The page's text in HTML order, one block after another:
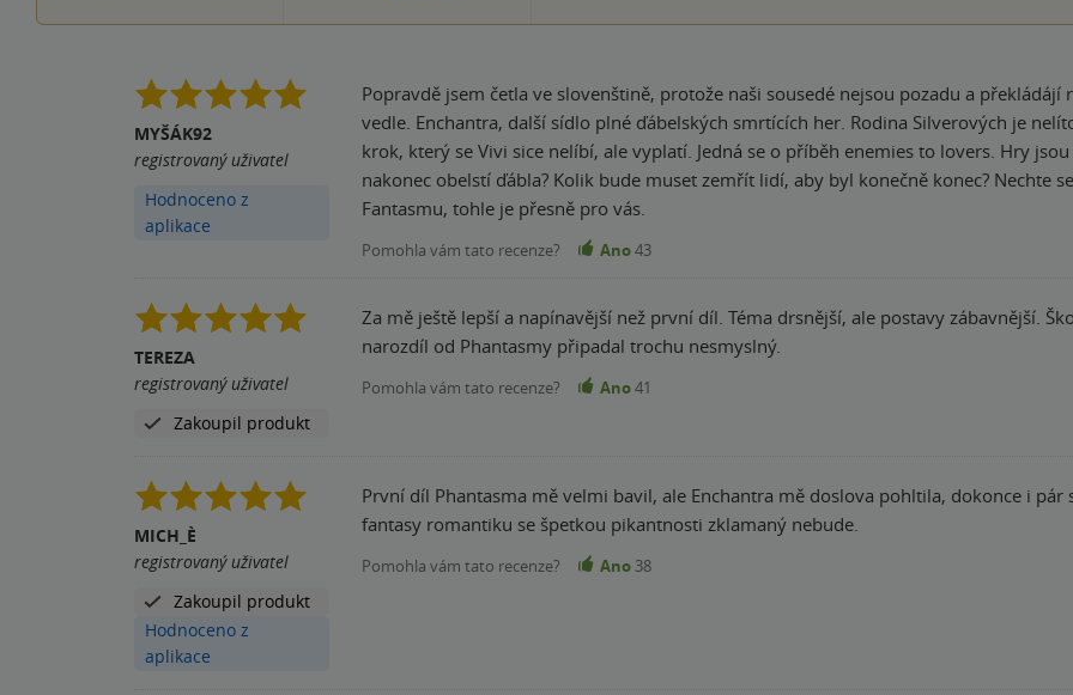
MYŠÁK92
registrovaný uživatel
Hodnoceno z
aplikace
Popravdě jsem četla ve slovenštině, protože naši sousedé nejsou pozadu a překládájí rychleji než my. Ale rozhodně jsem nesáhla
vedle. Enchantra, další sídlo plné ďábelských smrtících her. Rodina Silverových je nelítostná, ale také zoufalá. A proto
krok, který se Vivi sice nelíbí, ale vyplatí. Jedná se o příběh enemies to lovers. Hry jsou opravdu vražedné a také každoroční. Kdo
nakonec obelstí ďábla? Kolik bude muset zemřít lidí, aby byl konečně konec? Nechte se překvapit. Pokud milujete Caraval, Legendu i
Fantasmu, tohle je přesně pro vás.
Pomohla vám tato recenze? Ano43
TEREZA
registrovaný uživatel
Zakoupil produkt
Za mě ještě lepší a napínavější než první díl. Téma drsnější, ale postavy zábavnější.
narozdíl od Phantasmy připadal trochu nesmyslný.
Pomohla vám tato recenze? Ano41
MICH_È
registrovaný uživatel
Zakoupil produkt
Hodnoceno z
aplikace
První díl Phantasma mě velmi bavil, ale Enchantra mě doslova pohltila, dokonce i
fantasy romantiku se špetkou pikantnosti zklamaný nebude.
Pomohla vám tato recenze? Ano 38